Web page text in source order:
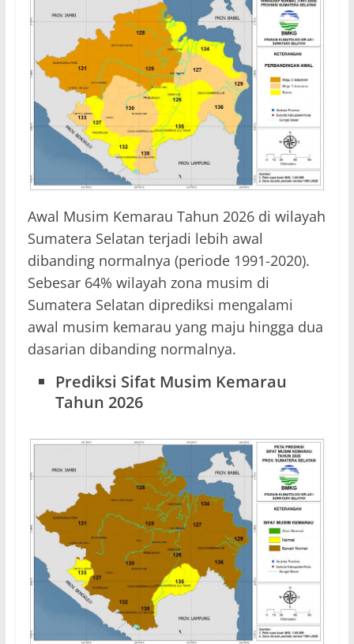
Awal Musim Kemarau Tahun 2026 di wilayah
Sumatera Selatan terjadi lebih awal
dibanding normalnya (periode 1991-2020).
Sebesar 64% wilayah zona musim di
Sumatera Selatan diprediksi mengalami
awal musim kemarau yang maju hingga dua
dasarian dibanding normalnya.
Prediksi Sifat Musim Kemarau
Tahun 2026